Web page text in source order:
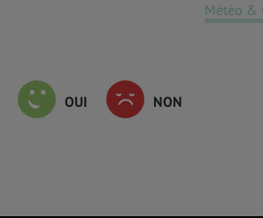
Météo &
OUI NON